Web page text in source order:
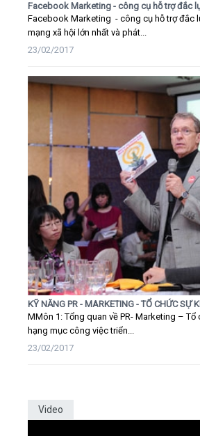
Facebook Marketing - công cụ hỗ trợ đắc
Facebook Marketing - công cụ hỗ trợ đắc
mạng xã hội lớn nhất và phát...
23/02/2017
KỸ NĂNG PR - MARKETING - TỔ CHỨC SỰ
MMôn 1: Tổng quan về PR- Marketing –
hạng mục công việc triển...
23/02/2017
Video